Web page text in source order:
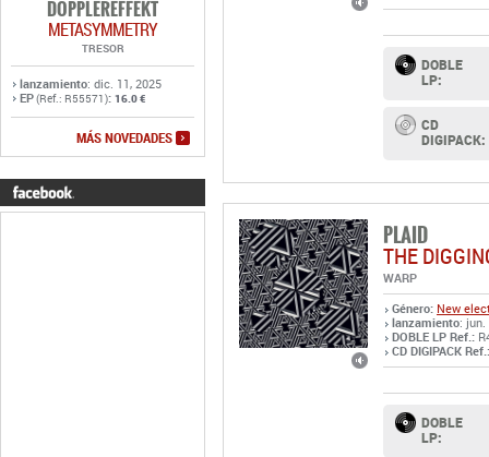
DOPPLEREFFEKT
METASYMMETRY
TRESOR
lanzamiento: dic. 11, 2025
EP(Ref.: R55571): 16.0 €
MÁS NOVEDADES
DOBLE
LP:
CD
DIGIPACK:
PLAID
THE
WARP
Género: New
lanzamiento: jun.
DOBLE LP Ref.:
CD DIGIPACK Ref.:
DOBLE
LP: